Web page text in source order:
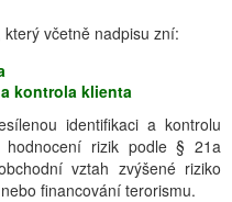
včetně nadpisu zní:
kontrola klienta
identifikaci a kontrolu
rizik podle § 21a
vztah zvýšené riziko
financování terorismu.